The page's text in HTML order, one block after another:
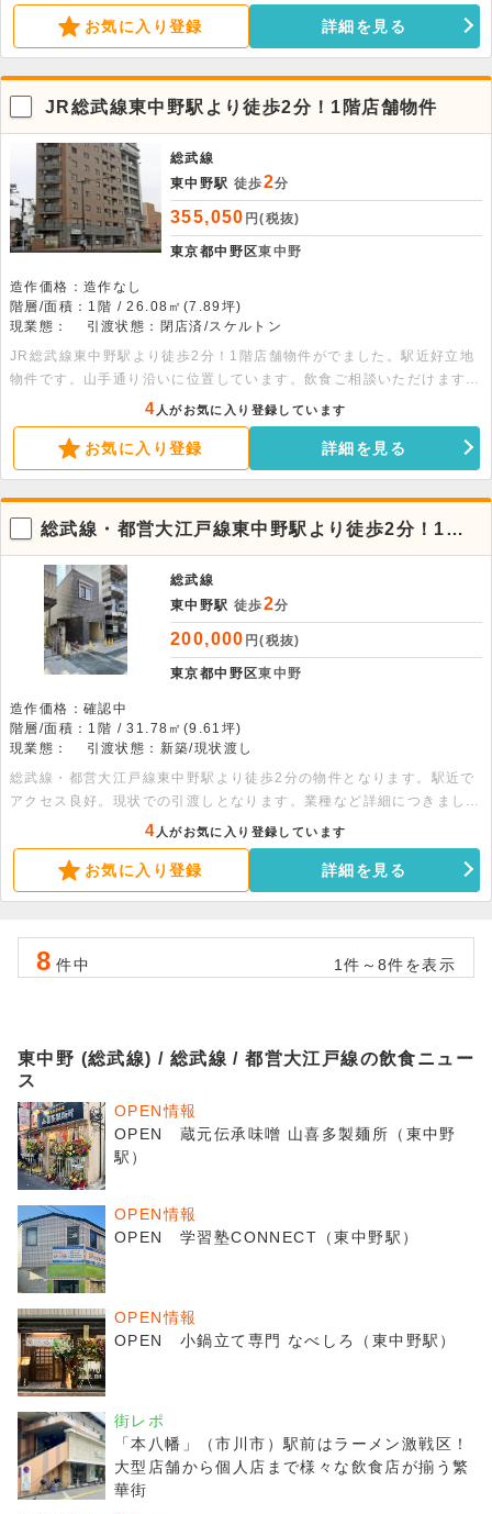
まずはお気軽にお問い合わせください 。
お気に入り登録 詳細を見る
JR総武線東中野駅より徒歩2分！1階店舗物件
総武線
東中野駅 徒歩2分
355,050 円(税抜)
東京都中野区東中野
造作価格：造作なし
階層/面積：1階 / 26.08㎡(7.89坪)
現業態：
引渡状態：閉店済/スケルトン
JR総武線東中野駅より徒歩2分！1階店舗物件がでました。駅近好立地
物件です。山手通り沿いに位置しています。飲食ご相談いただけます。
まずはお問い合わせください。
4 人がお気に入り登録しています
お気に入り登録 詳細を見る
総武線・都営大江戸線東中野駅より徒歩2分！1階
店舗物件。
総武線
東中野駅 徒歩2分
200,000 円(税抜)
東京都中野区東中野
造作価格：確認中
階層/面積：1階 / 31.78㎡(9.61坪)
現業態：
引渡状態：新築/現状渡し
総武線・都営大江戸線東中野駅より徒歩2分の物件となります。駅近で
アクセス良好。現状での引渡しとなります。業種など詳細につきまして
はお問い合わせください。
4 人がお気に入り登録しています
お気に入り登録 詳細を見る
8 件中 1件～8件を表示
東中野 (総武線) / 総武線 / 都営大江戸線の飲食ニュー
ス
OPEN情報
OPEN 蔵元伝承味噌 山喜多製麺所（東中野
駅）
OPEN情報
OPEN 学習塾CONNECT（東中野駅）
OPEN情報
OPEN 小鍋立て専門 なべしろ（東中野駅）
街レポ
「本八幡」（市川市）駅前はラーメン激戦区！
大型店舗から個人店まで様々な飲食店が揃う繁
華街